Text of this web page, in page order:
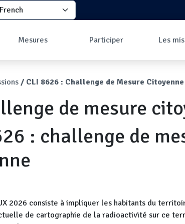
your language
Mesures
Les données
Carte des mesures
Tableau de bord
Mesures les plus
Participer
Comment prendre
la communauté ?
Les
Missions
CLI 8626 : Challenge de Mesure Citoyenne
de mesure
: challenge de
2026 consiste à impliquer les habitants du
de cartographie de la radioactivité sur ce